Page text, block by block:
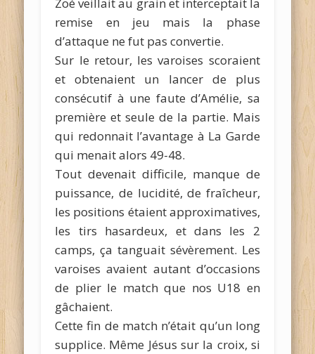
remise en jeu mais la phase
d’attaque ne fut pas convertie.
Sur le retour, les varoises scoraient
et obtenaient un lancer de plus
consécutif à une faute d’Amélie, sa
première et seule de la partie. Mais
qui redonnait l’avantage à La Garde
qui menait alors 49-48.
Tout devenait difficile, manque de
puissance, de lucidité, de fraîcheur,
les positions étaient approximatives,
les tirs hasardeux, et dans les 2
camps, ça tanguait sévèrement. Les
varoises avaient autant d’occasions
de plier le match que nos U18 en
gâchaient.
Cette fin de match n’était qu’un long
supplice. Même Jésus sur la croix, si